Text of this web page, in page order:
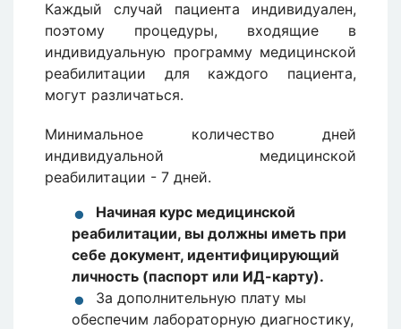
Каждый случай пациента индивидуален,
поэтому процедуры, входящие в
индивидуальную программу медицинской
реабилитации для каждого пациента,
могут различаться.
Минимальное количество дней
индивидуальной медицинской
реабилитации - 7 дней.
Начиная курс медицинской
реабилитации, вы должны иметь при
себе документ, идентифицирующий
личность (паспорт или ИД-карту).
За дополнительную плату мы
обеспечим лабораторную диагностику,